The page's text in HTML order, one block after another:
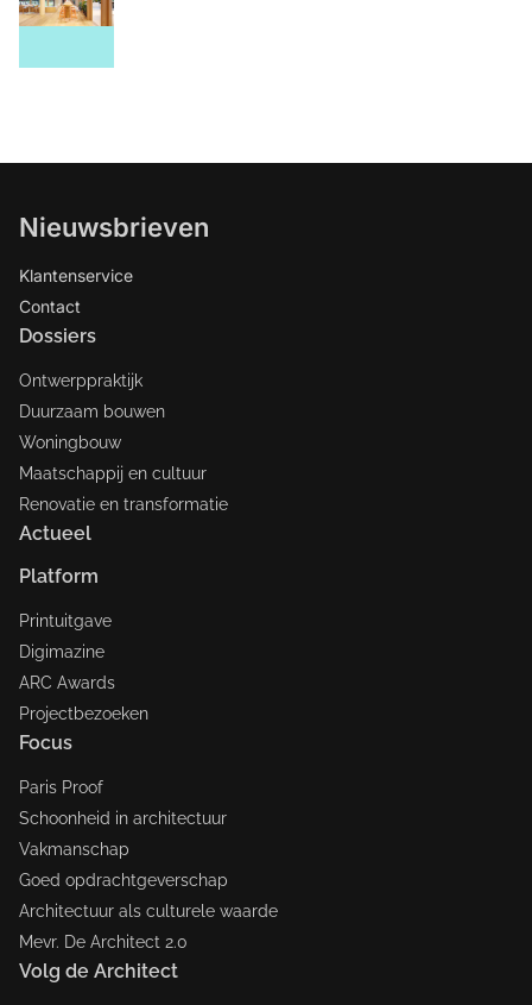
Nieuwsbrieven
Klantenservice
Contact
Dossiers
Ontwerppraktijk
Duurzaam bouwen
Woningbouw
Maatschappij en cultuur
Renovatie en transformatie
Actueel
Platform
Printuitgave
Digimazine
ARC Awards
Projectbezoeken
Focus
Paris Proof
Schoonheid in architectuur
Vakmanschap
Goed opdrachtgeverschap
Architectuur als culturele waarde
Mevr. De Architect 2.0
Volg de Architect